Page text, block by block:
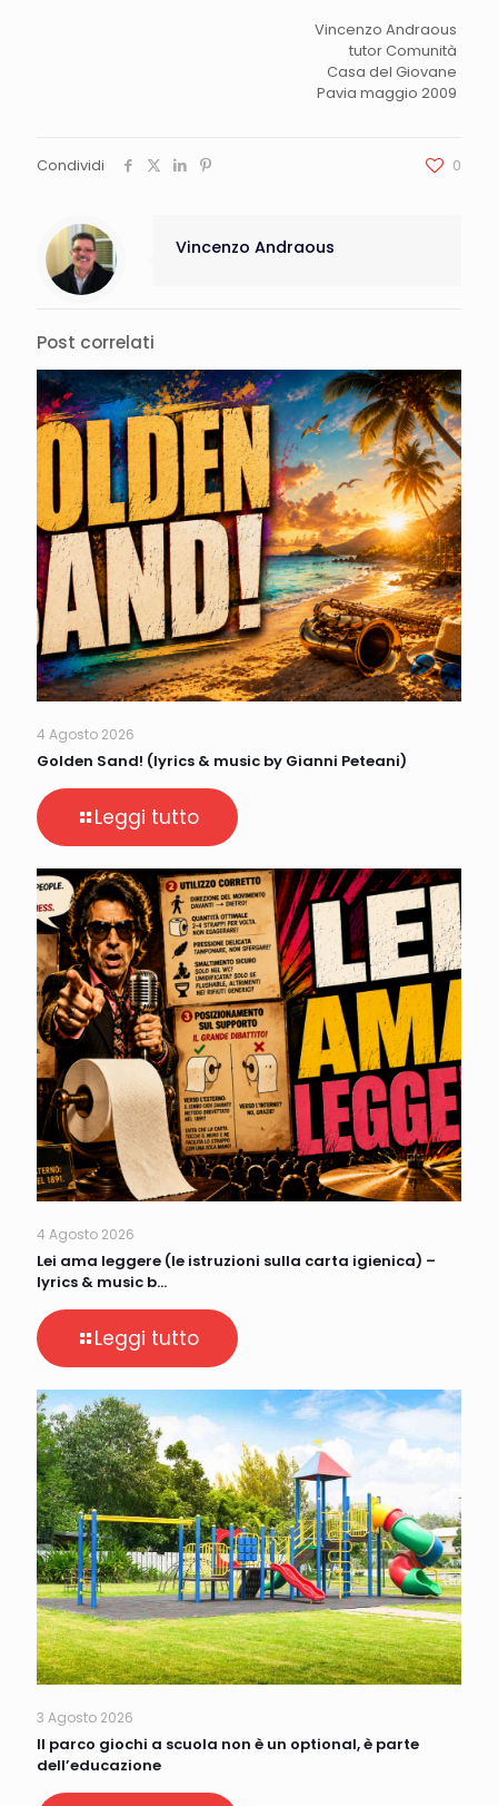
Vincenzo Andraous
tutor Comunità
Casa del Giovane
Pavia maggio 2009
Condividi 0
Vincenzo Andraous
Post correlati
4 Agosto 2026
Golden Sand! (lyrics & music by Gianni Peteani)
Leggi tutto
4 Agosto 2026
Lei ama leggere (le istruzioni sulla carta igienica) –
lyrics & music b…
Leggi tutto
3 Agosto 2026
Il parco giochi a scuola non è un optional, è parte
dell’educazione